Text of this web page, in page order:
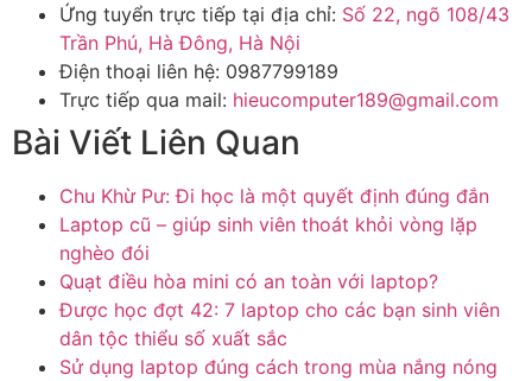
Ứng tuyển trực tiếp tại địa chỉ: Số 22, ngõ 108/43
Trần Phú, Hà Đông, Hà Nội
Điện thoại liên hệ: 0987799189
Trực tiếp qua mail: hieucomputer189@gmail.com
Bài Viết Liên Quan
Chu Khừ Pư: Đi học là một quyết định đúng đắn
Laptop cũ – giúp sinh viên thoát khỏi vòng lặp
nghèo đói
Quạt điều hòa mini có an toàn với laptop?
Được học đợt 42: 7 laptop cho các bạn sinh viên
dân tộc thiểu số xuất sắc
Sử dụng laptop đúng cách trong mùa nắng nóng